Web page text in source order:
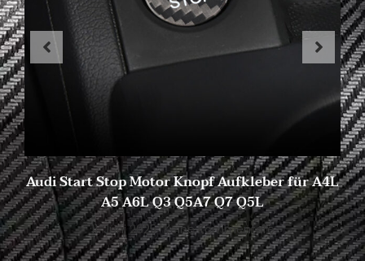
Audi Start Stop Motor Knopf Aufkleber für A4L
A5 A6L Q3 Q5A7 Q7 Q5L
11. Juni 2025 Keine Kommentare